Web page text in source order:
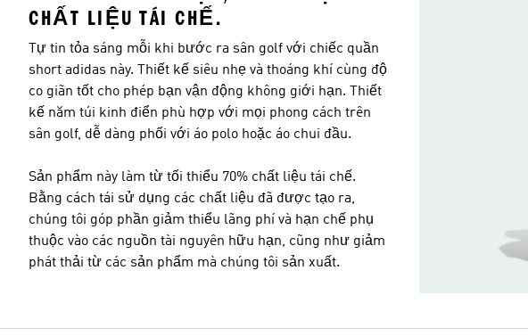
Kích cỡ người mẫu
CHẤT LIỆU TÁI CHẾ.
Tự tin tỏa sáng mỗi khi bước ra sân golf với chiếc quần
short adidas này. Thiết kế siêu nhẹ và thoáng khí cùng độ
co giãn tốt cho phép bạn vận động không giới hạn. Thiết
kế năm túi kinh điển phù hợp với mọi phong cách trên
sân golf, dễ dàng phối với áo polo hoặc áo chui đầu.
Sản phẩm này làm từ tối thiểu 70% chất liệu tái chế.
Bằng cách tái sử dụng các chất liệu đã được tạo ra,
chúng tôi góp phần giảm thiểu lãng phí và hạn chế phụ
thuộc vào các nguồn tài nguyên hữu hạn, cũng như giảm
phát thải từ các sản phẩm mà chúng tôi sản xuất.